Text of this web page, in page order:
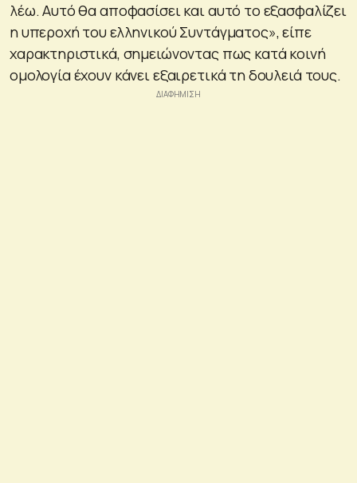
λέω. Αυτό θα αποφασίσει και αυτό το εξασφαλίζει
η υπεροχή του ελληνικού Συντάγματος», είπε
χαρακτηριστικά, σημειώνοντας πως κατά κοινή
ομολογία έχουν κάνει εξαιρετικά τη δουλειά τους.